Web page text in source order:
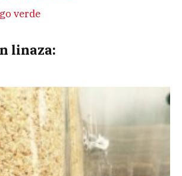
verde
linaza: